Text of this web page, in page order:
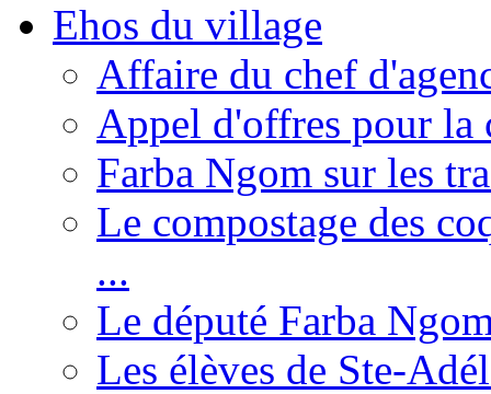
Ehos du village
Affaire du chef
Appel d'offres pour la
Farba Ngom sur les
Le compostage des
...
Le député Farba
Les élèves de Ste-